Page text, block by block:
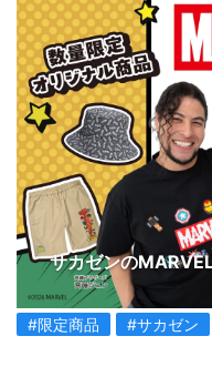
サカゼンの
#限定商品 #サカゼン